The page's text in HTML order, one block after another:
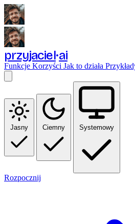
przyjaciel ai
Funkcje Korzyści Jak to działa
Jasny Ciemny Systemowy
Rozpocznij